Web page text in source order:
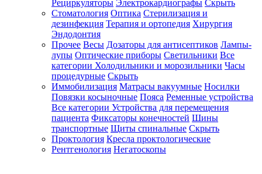
Рециркуляторы Электрокардиографы Скрыть
Стоматология Оптика Стерилизация и
дезинфекция Терапия и ортопедия Хирургия
Эндодонтия
Прочее Весы Дозаторы для антисептиков Лампы-
лупы Оптические приборы Светильники Все
категории Холодильники и морозильники Часы
процедурные Скрыть
Иммобилизация Матрасы вакуумные Носилки
Повязки косыночные Пояса Ременные устройства
Все категории Устройства для перемещения
пациента Фиксаторы конечностей Шины
транспортные Щиты спинальные Скрыть
Проктология Кресла проктологические
Рентгенология Негатоскопы